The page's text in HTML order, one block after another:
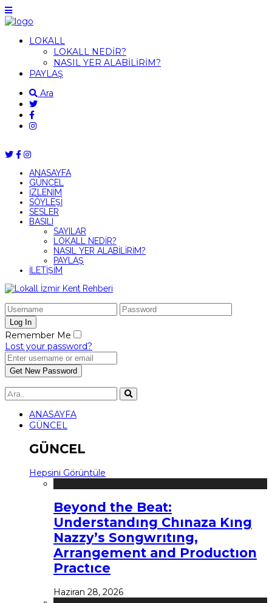
LOKALL
LOKALL NEDİR?
NASIL YER ALABİLİRİM?
PAYLAŞ
Ara
ANASAYFA
GÜNCEL
İZLENİM
SÖYLEŞİ
SESLER
BASILI
SAYILAR
LOKALL NEDİR?
NASIL YER ALABİLİRİM?
PAYLAŞ
İLETİŞİM
Remember Me
Lost your password?
ANASAYFA
GÜNCEL
GÜNCEL
Hepsini Görüntüle
Beyond the Beat:
Understandıng Chınaza Kıng
Nazzy’s Songwrıtıng,
Arrangement and Productıon
Practıce
Haziran 28, 2026